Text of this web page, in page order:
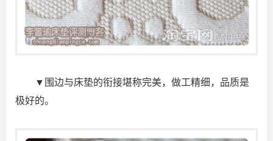
▼围边与床垫的衔接堪称完美，做工精细，品质是
极好的。